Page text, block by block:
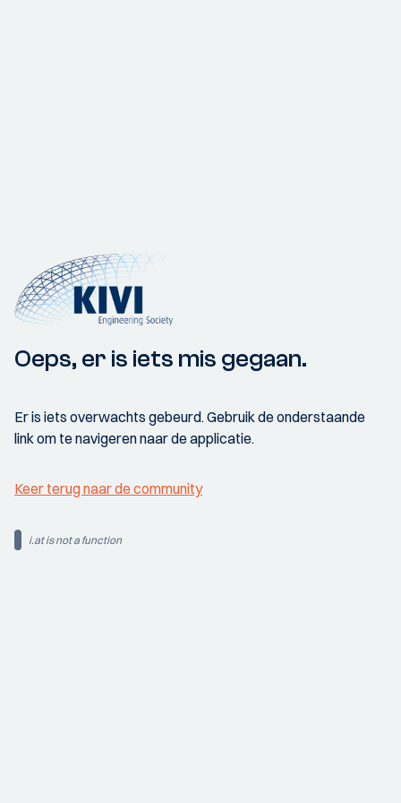
Oeps, er is iets mis gegaan.
Er is iets overwachts gebeurd. Gebruik de onderstaande
link om te navigeren naar de applicatie.
Keer terug naar de community
i.at is not a function